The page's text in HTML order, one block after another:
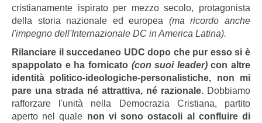
cristianamente ispirato per mezzo secolo, protagonista
della storia nazionale ed europea (ma ricordo anche
l'impegno dell'Internazionale DC in America Latina).
Rilanciare il succedaneo UDC dopo che pur esso si è
spappolato e ha fornicato (con suoi leader)con altre
identità politico-ideologiche-personalistiche, non mi
pare una strada né attrattiva, né razionale. Dobbiamo
rafforzare l'unità nella Democrazia Cristiana, partito
aperto nel quale non vi sono ostacoli al confluire di